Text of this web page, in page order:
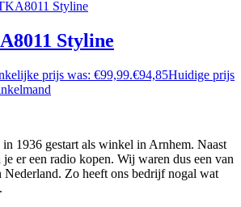
Styline
prijs was: €99,99.€94,85Huidige prijs
1936 gestart als winkel in Arnhem. Naast
er een radio kopen. Wij waren dus een van
Nederland. Zo heeft ons bedrijf nogal wat